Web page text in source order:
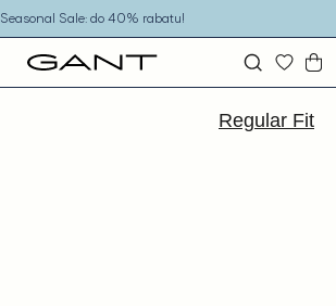
Seasonal Sale: do 40% rabatu!
Regular Fit